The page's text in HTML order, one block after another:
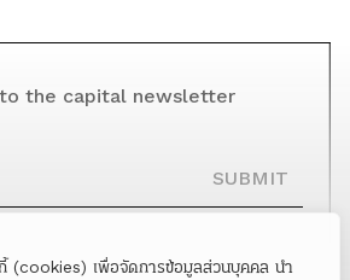
กี้ (cookies) เพื่อจัดการข้อมูลส่วนบุคคล นำ
to the capital newsletter
SUBMIT